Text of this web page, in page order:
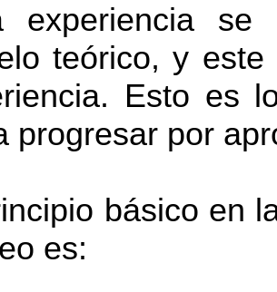
experiencia
teórico, y
Esto es
progresar por
básico en
es: